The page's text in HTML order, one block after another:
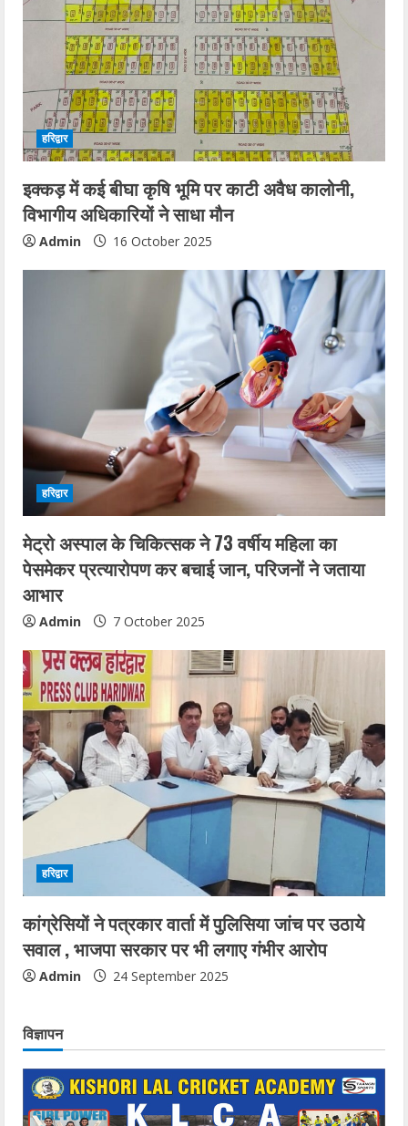
हरिद्वार
इक्कड़ में कई बीघा कृषि भूमि पर काटी अवैध कालोनी,
विभागीय अधिकारियों ने साधा मौन
Admin 16 October 2025
हरिद्वार
मेट्रो अस्पाल के चिकित्सक ने 73 वर्षीय महिला का
पेसमेकर प्रत्यारोपण कर बचाई जान, परिजनों ने जताया
आभार
Admin 7 October 2025
हरिद्वार
कांग्रेसियों ने पत्रकार वार्ता में पुलिसिया जांच पर उठाये
सवाल , भाजपा सरकार पर भी लगाए गंभीर आरोप
Admin 24 September 2025
विज्ञापन